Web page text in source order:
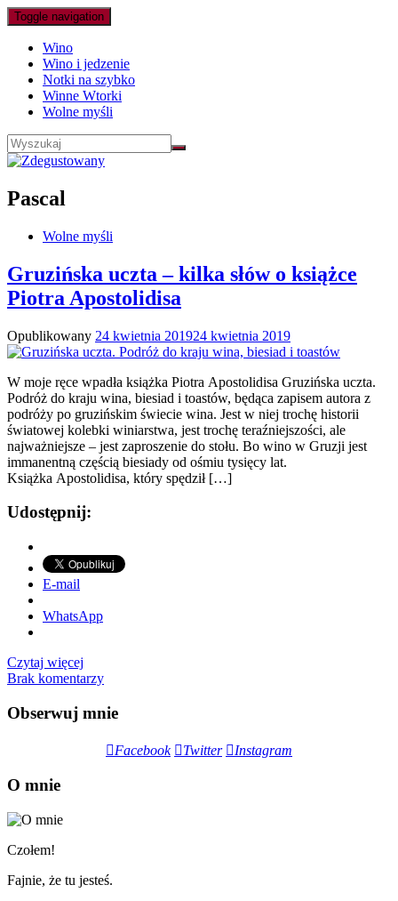
Toggle navigation
Wino
Wino i jedzenie
Notki na szybko
Winne Wtorki
Wolne myśli
Pascal
Wolne myśli
Gruzińska uczta – kilka słów o książce
Piotra Apostolidisa
Opublikowany 24 kwietnia 201924 kwietnia 2019
W moje ręce wpadła książka Piotra Apostolidisa Gruzińska uczta.
Podróż do kraju wina, biesiad i toastów, będąca zapisem autora z
podróży po gruzińskim świecie wina. Jest w niej trochę historii
światowej kolebki winiarstwa, jest trochę teraźniejszości, ale
najważniejsze – jest zaproszenie do stołu. Bo wino w Gruzji jest
immanentną częścią biesiady od ośmiu tysięcy lat.
Książka Apostolidisa, który spędził […]
Udostępnij:
E-mail
WhatsApp
Czytaj więcej
Brak komentarzy
Obserwuj mnie
Facebook Twitter Instagram
O mnie
Czołem!
Fajnie, że tu jesteś.